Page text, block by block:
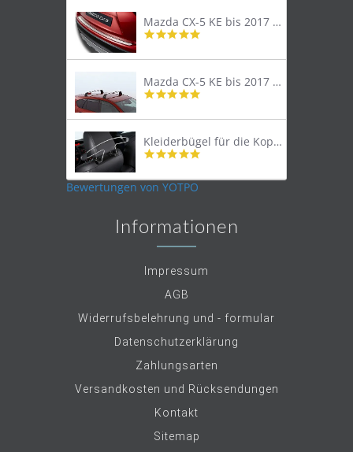
Mazda CX-5 KE bis 2017 Trittschutzleiste Edelstahl original
4.8
rating
Mazda CX-5 KE bis 2017 Lastenträger Dachträger
4.9
rating
Kleiderbügel für die Kopfstütze
4.9
rating
Bewertungen von YOTPO
Informationen
Impressum
AGB
Widerrufsbelehrung und - formular
Datenschutzerklärung
Zahlungsarten
Versandkosten und Rücksendungen
Kontakt
Sitemap